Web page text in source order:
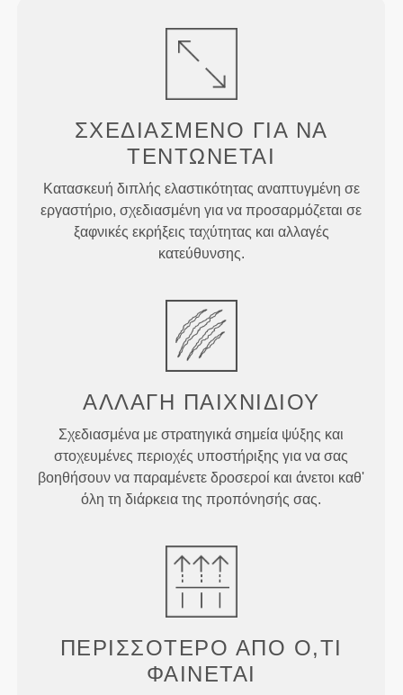
ΣΧΕΔΙΑΣΜΈΝΟ ΓΙΑ ΝΑ
ΤΕΝΤΏΝΕΤΑΙ
Κατασκευή διπλής ελαστικότητας αναπτυγμένη σε
εργαστήριο, σχεδιασμένη για να προσαρμόζεται σε
ξαφνικές εκρήξεις ταχύτητας και αλλαγές
κατεύθυνσης.
ΑΛΛΑΓΉ ΠΑΙΧΝΙΔΙΟΎ
Σχεδιασμένα με στρατηγικά σημεία ψύξης και
στοχευμένες περιοχές υποστήριξης για να σας
βοηθήσουν να παραμένετε δροσεροί και άνετοι καθ'
όλη τη διάρκεια της προπόνησής σας.
ΠΕΡΙΣΣΌΤΕΡΟ ΑΠΌ Ό,ΤΙ
ΦΑΊΝΕΤΑΙ